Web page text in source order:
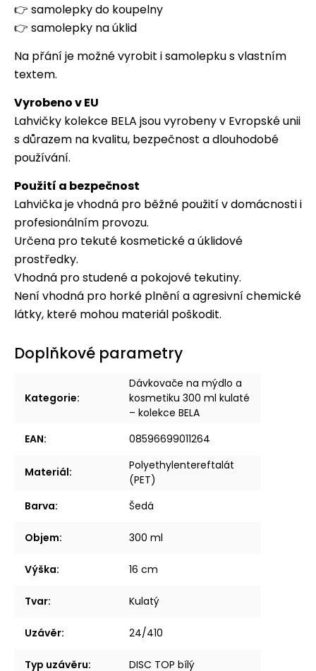
👉 samolepky do koupelny
👉 samolepky na úklid
Na přání je možné vyrobit i samolepku s vlastním
textem.
Vyrobeno v EU
Lahvičky kolekce BELA jsou vyrobeny v Evropské unii
s důrazem na kvalitu, bezpečnost a dlouhodobé
používání.
Použití a bezpečnost
Lahvička je vhodná pro běžné použití v domácnosti i
profesionálním provozu.
Určena pro tekuté kosmetické a úklidové
prostředky.
Vhodná pro studené a pokojové tekutiny.
Není vhodná pro horké plnění a agresivní chemické
látky, které mohou materiál poškodit.
Doplňkové parametry
Kategorie:
Dávkovače na mýdlo a
kosmetiku 300 ml kulaté
– kolekce BELA
EAN: 08596699011264
Materiál:
Polyethylentereftalát
(PET)
Barva: Šedá
Objem: 300 ml
Výška: 16 cm
Tvar: Kulatý
Uzávěr: 24/410
Typ uzávěru: DISC TOP bílý